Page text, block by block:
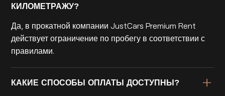
КИЛОМЕТРАЖУ?
Да, в прокатной компании JustCars Premium Rent
действует ограничение по пробегу в соответствии с
правилами.
КАКИЕ СПОСОБЫ ОПЛАТЫ ДОСТУПНЫ?